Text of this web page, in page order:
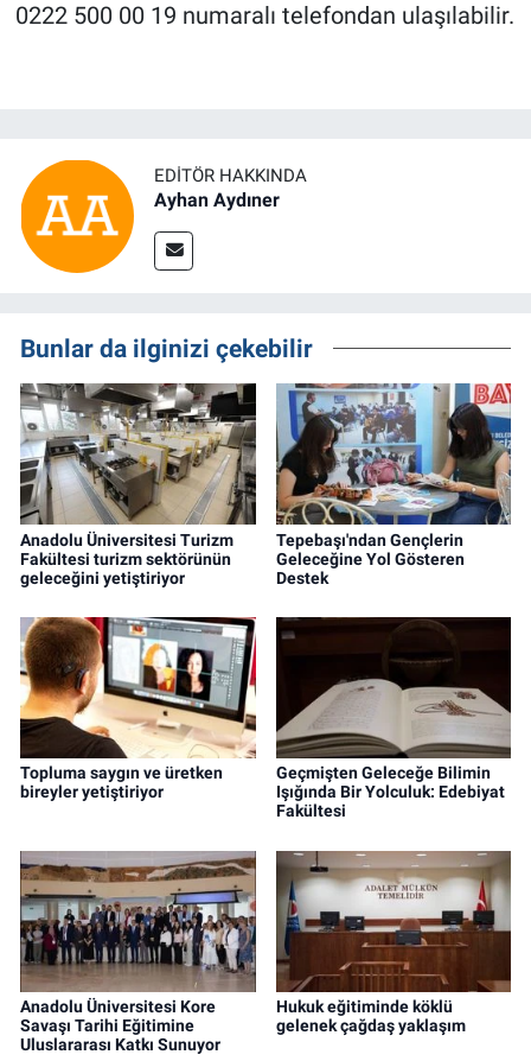
0222 500 00 19 numaralı telefondan ulaşılabilir.
EDITÖR HAKKINDA
Ayhan Aydıner
Bunlar da ilginizi çekebilir
Anadolu Üniversitesi Turizm
Fakültesi turizm sektörünün
geleceğini yetiştiriyor
Tepebaşı'ndan Gençlerin
Geleceğine Yol Gösteren
Destek
Topluma saygın ve üretken
bireyler yetiştiriyor
Geçmişten Geleceğe Bilimin
Işığında Bir Yolculuk: Edebiyat
Fakültesi
Anadolu Üniversitesi Kore
Savaşı Tarihi Eğitimine
Uluslararası Katkı Sunuyor
Hukuk eğitiminde köklü
gelenek çağdaş yaklaşım